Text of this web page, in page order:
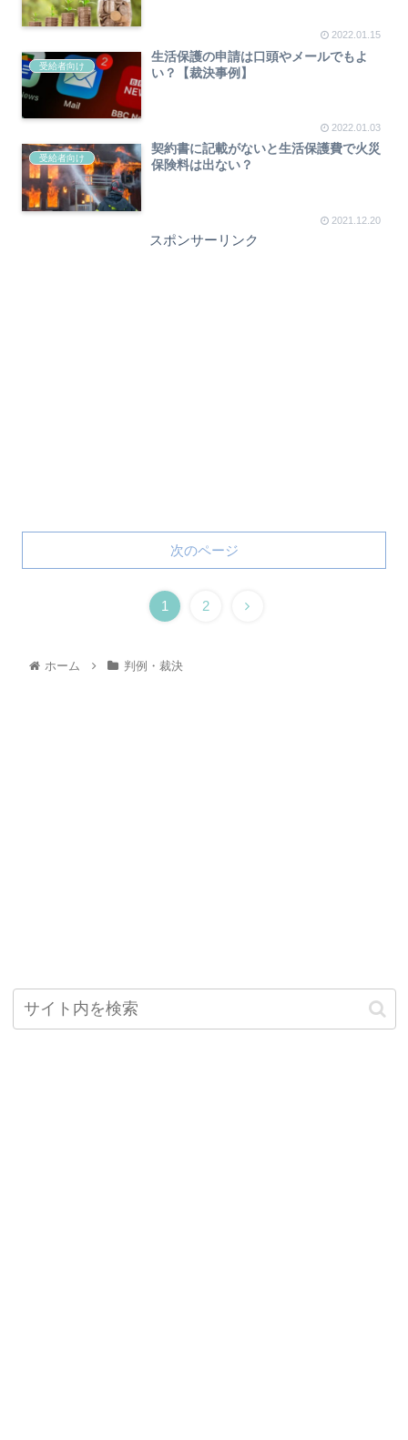
2022.01.15
受給者向け
生活保護の申請は口頭やメールでもよ
い？【裁決事例】
2022.01.03
受給者向け
契約書に記載がないと生活保護費で火災
保険料は出ない？
2021.12.20
スポンサーリンク
次のページ
1 2
ホーム 判例・裁決